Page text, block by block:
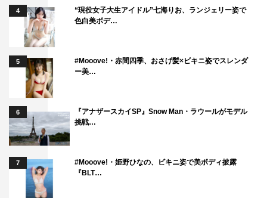
o36_dbQ
©TBS
江藤愛
4
“現役女子大生アイドル”七海りお、ランジェリー姿で
色白美ボデ…
5
#Mooove!・赤間四季、おさげ髪×ビキニ姿でスレンダ
ー美…
6
『アナザースカイSP』Snow Man・ラウールがモデル
挑戦…
7
#Mooove!・姫野ひなの、ビキニ姿で美ボディ披露
『BLT…